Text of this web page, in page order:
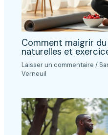
Comment maigrir
naturelles et
Laisser un commentaire /
Verneuil